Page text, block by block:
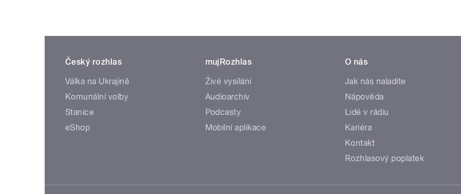
Český rozhlas
Válka na Ukrajině
Komunální volby
Stanice
eShop
mujRozhlas
Živé vysílání
Audioarchiv
Podcasty
Mobilní aplikace
O nás
Jak nás naladíte
Nápověda
Lidé v rádiu
Kariéra
Kontakt
Rozhlasový poplatek